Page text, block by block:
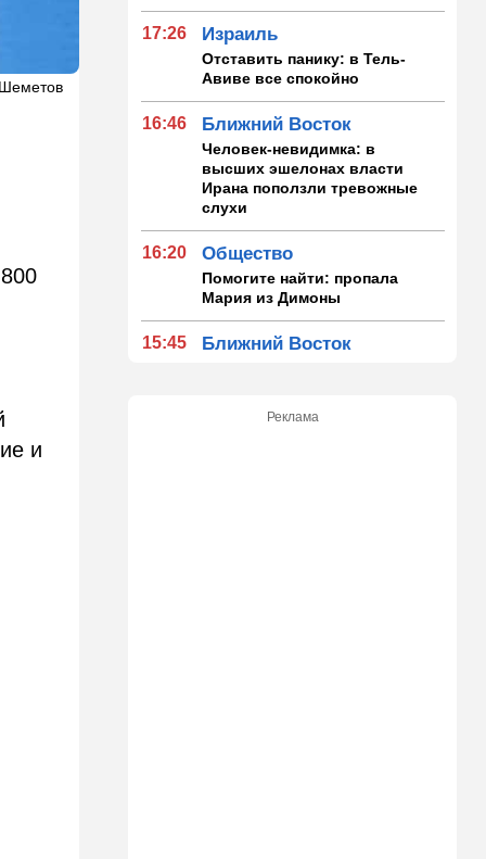
и
17:26 Израиль
Отставить панику: в Тель-
Авиве все спокойно
16:46 Ближний Восток
Человек-невидимка: в
высших эшелонах власти
Ирана поползли тревожные
слухи
16:20 Общество
Помогите найти: пропала
Мария из Димоны
15:45 Ближний Восток
"исламский НАТО"
Реклама